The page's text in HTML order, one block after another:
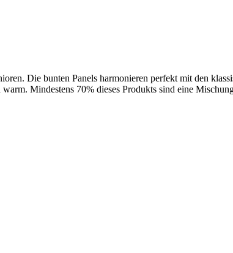
Die bunten Panels harmonieren perfekt mit den
Mindestens 70% dieses Produkts sind eine